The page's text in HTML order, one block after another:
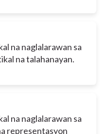
na naglalarawan sa
na talahanayan.
na naglalarawan sa
representasyon